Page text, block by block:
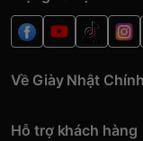
Về Giày Nhật
Hỗ trợ khách hàng